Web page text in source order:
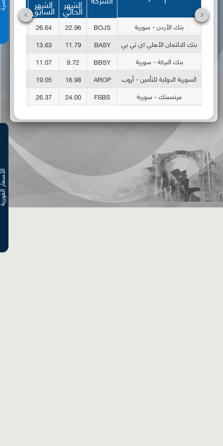
بنك الأردن - سورية
بنك الائتمان الأهلي اي تي بي
بنك البركة - سورية
السورية الدولية للتأمين - أروب
فرنسبنك - سورية
الشهر
الحالي الشهر
السابق
بنك الأردن - سورية BOJS
22.96
26.64
بنك الائتمان الأهلي اي تي بي
BASY
11.79
13.63
بنك البركة - سورية
BBSY
9.72
11.07
السورية الدولية للتأمين - أروب
AROP
16.98
19.05
فرنسبنك - سورية
FSBS
24.00
26.37